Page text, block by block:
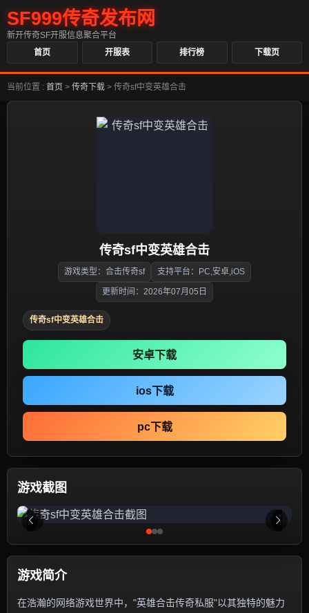
SF999传奇发布网
新开传奇SF开服信息聚合平台
首页
开服表 排行榜 下载页
当前位置 : 首页 > 传奇下载 > 传奇sf中变英雄合击
传奇sf中变英雄合击
游戏类型：合击传奇sf 支持平台：PC,安卓,iOS
更新时间：2026年07月05日
传奇sf中变英雄合击
安卓下载
ios下载
pc下载
游戏截图
游戏简介
在浩瀚的网络游戏世界中，"英雄合击传奇私服"以其独特的魅力